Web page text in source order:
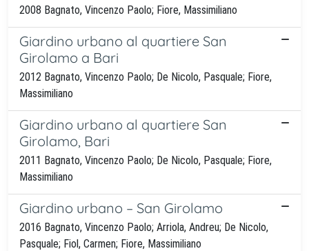
2008 Bagnato, Vincenzo Paolo; Fiore, Massimiliano
Giardino urbano al quartiere San
Girolamo a Bari
2012 Bagnato, Vincenzo Paolo; De Nicolo, Pasquale; Fiore,
Massimiliano
Giardino urbano al quartiere San
Girolamo, Bari
2011 Bagnato, Vincenzo Paolo; De Nicolo, Pasquale; Fiore,
Massimiliano
Giardino urbano – San Girolamo
2016 Bagnato, Vincenzo Paolo; Arriola, Andreu; De Nicolo,
Pasquale; Fiol, Carmen; Fiore, Massimiliano